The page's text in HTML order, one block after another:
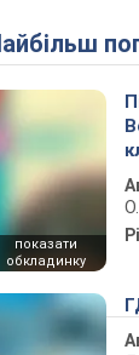
Найбільш
показати
обкладинку